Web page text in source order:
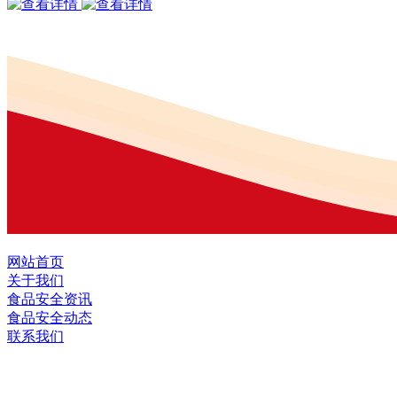
网站首页
关于我们
食品安全资讯
食品安全动态
联系我们